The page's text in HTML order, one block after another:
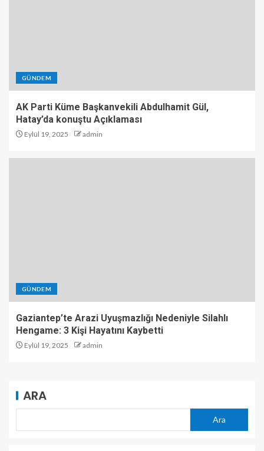
GÜNDEM
AK Parti Küme Başkanvekili Abdulhamit Gül,
Hatay’da konuştu Açıklaması
Eylül 19, 2025 admin
GÜNDEM
Gaziantep’te Arazi Uyuşmazlığı Nedeniyle Silahlı
Hengame: 3 Kişi Hayatını Kaybetti
Eylül 19, 2025 admin
ARA
Ara